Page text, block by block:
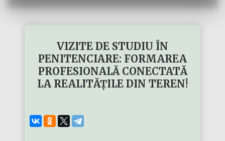
VIZITE DE STUDIU ÎN
PENITENCIARE: FORMAREA
PROFESIONALĂ CONECTATĂ
LA REALITĂȚILE DIN TEREN!